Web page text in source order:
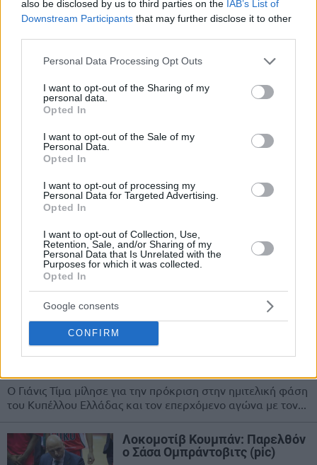
also be disclosed by us to third parties on the IAB’s List of
Downstream Participants that may further disclose it to other
Please note that this website/app uses one or more Google
not limited to your visit or usage behaviour. You may click to
grant or deny consent to Google and its third-party tags to
use your data for below specified purposes in below Google
consent section.
Personal Data Processing Opt Outs
I want to opt-out of the Sharing of my
personal data.
Opted In
I want to opt-out of the Sale of my
Personal Data.
Opted In
I want to opt-out of processing my
Personal Data for Targeted Advertising.
Opted In
I want to opt-out of Collection, Use,
Retention, Sale, and/or Sharing of my
Personal Data that Is Unrelated with the
Purposes for which it was collected.
Opted In
Google consents
CONFIRM
αυτοκίνητο του πρωταθλήματος
NASCAR.
απογοήτευσαν με τον
αναφέρθηκαν στην εικόνα του Κολοσσού στο ματς με τον
Ολυμπιακό.
Παναθηναϊκός: Πανέτοιμος για
το Κύπελλο, με το… μυαλό στον
04/NOV/18 18:02
Ο Παναθηναϊκός ολοκλήρωσε την προετοιμασία του για το
παιχνίδι με τον Προμηθέα για την προημιτελική φάση του
Κυπέλλου Ελλάδας.
Γιάνις Τίμα: “Μας περιμένει
Παναθηναϊκό”
Ο Γιάνις Τίμα μίλησε για την πρόκριση στην ημιτελική φάση
του Κυπέλλου Ελλάδας και τον επερχόμενο αγώνα με τον...
Λοκομοτίβ Κουμπάν: Παρελθόν
ο Σάσα Ομπράντοβιτς (pic)